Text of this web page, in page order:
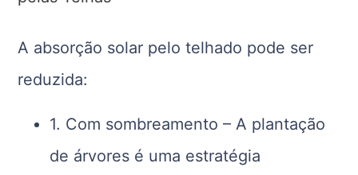
A absorção solar pelo telhado pode ser
reduzida:
1. Com sombreamento – A plantação
de árvores é uma estratégia